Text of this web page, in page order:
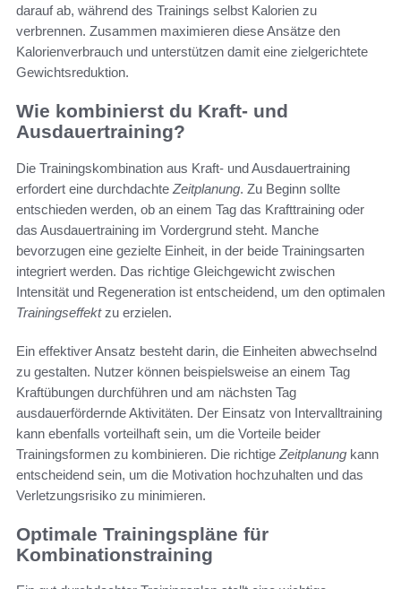
darauf ab, während des Trainings selbst Kalorien zu
verbrennen. Zusammen maximieren diese Ansätze den
Kalorienverbrauch und unterstützen damit eine zielgerichtete
Gewichtsreduktion.
Wie kombinierst du Kraft- und
Ausdauertraining?
Die Trainingskombination aus Kraft- und Ausdauertraining
erfordert eine durchdachte Zeitplanung. Zu Beginn sollte
entschieden werden, ob an einem Tag das Krafttraining oder
das Ausdauertraining im Vordergrund steht. Manche
bevorzugen eine gezielte Einheit, in der beide Trainingsarten
integriert werden. Das richtige Gleichgewicht zwischen
Intensität und Regeneration ist entscheidend, um den optimalen
Trainingseffektzu erzielen.
Ein effektiver Ansatz besteht darin, die Einheiten abwechselnd
zu gestalten. Nutzer können beispielsweise an einem Tag
Kraftübungen durchführen und am nächsten Tag
ausdauerfördernde Aktivitäten. Der Einsatz von Intervalltraining
kann ebenfalls vorteilhaft sein, um die Vorteile beider
Trainingsformen zu kombinieren. Die richtige Zeitplanung kann
entscheidend sein, um die Motivation hochzuhalten und das
Verletzungsrisiko zu minimieren.
Optimale Trainingspläne für
Kombinationstraining